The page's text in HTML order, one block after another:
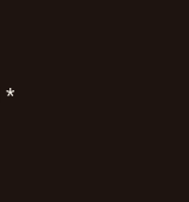
*Obligatoriu